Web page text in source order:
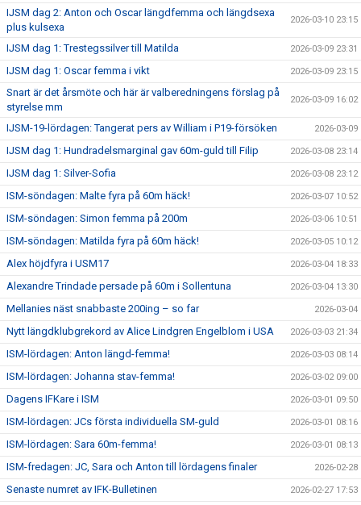
IJSM dag 2: Anton och Oscar längdfemma och längdsexa
plus kulsexa
2026-03-10 23:15
IJSM dag 1: Trestegssilver till Matilda 2026-03-09 23:31
IJSM dag 1: Oscar femma i vikt 2026-03-09 23:15
Snart är det årsmöte och här är valberedningens förslag på
styrelse mm
2026-03-09 16:02
IJSM-19-lördagen: Tangerat pers av William i P19-försöken 2026-03-09
IJSM dag 1: Hundradelsmarginal gav 60m-guld till Filip 2026-03-08 23:14
IJSM dag 1: Silver-Sofia 2026-03-08 23:12
ISM-söndagen: Malte fyra på 60m häck! 2026-03-07 10:52
ISM-söndagen: Simon femma på 200m 2026-03-06 10:51
ISM-söndagen: Matilda fyra på 60m häck! 2026-03-05 10:12
Alex höjdfyra i USM17 2026-03-04 18:33
Alexandre Trindade persade på 60m i Sollentuna 2026-03-04 13:30
Mellanies näst snabbaste 200ing – so far 2026-03-04
Nytt längdklubgrekord av Alice Lindgren Engelblom i USA 2026-03-03 21:34
ISM-lördagen: Anton längd-femma! 2026-03-03 08:14
ISM-lördagen: Johanna stav-femma! 2026-03-02 09:00
Dagens IFKare i ISM 2026-03-01 09:50
ISM-lördagen: JCs första individuella SM-guld 2026-03-01 08:16
ISM-lördagen: Sara 60m-femma! 2026-03-01 08:13
ISM-fredagen: JC, Sara och Anton till lördagens finaler 2026-02-28
Senaste numret av IFK-Bulletinen 2026-02-27 17:53